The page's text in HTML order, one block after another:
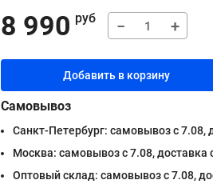
8 990 руб − +
Добавить в корзину
Самовывоз
Санкт-Петербург: самовывоз с 7.08,
Москва: самовывоз с 7.08, доставка
Оптовый склад: самовывоз с 7.08,